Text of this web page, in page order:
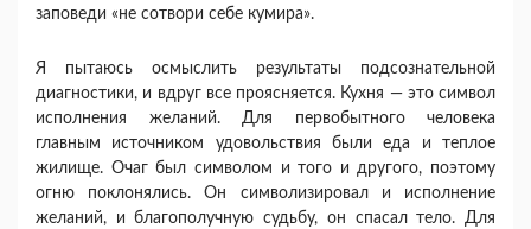
заповеди «не сотво­ри себе кумира».
Я пытаюсь осмыслить результаты подсознатель­ной
диагностики, и вдруг все проясняется. Кухня — это символ
исполнения желаний. Для первобытного человека
главным источником удовольствия были еда и теплое
жилище. Очаг был символом и того и другого, поэтому
огню поклонялись. Он символизи­ровал и исполнение
желаний, и благополучную судь­бу, он спасал тело. Для